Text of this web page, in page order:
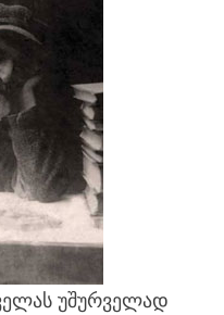
უშურველად